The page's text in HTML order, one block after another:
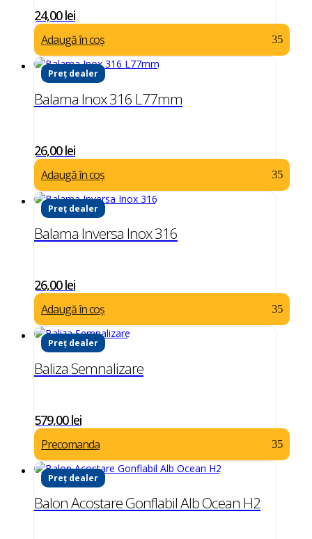
24,00lei
Adaugă în coș
Preț dealer
Balama Inox 316 L77mm
26,00lei
Adaugă în coș
Preț dealer
Balama Inversa Inox 316
26,00lei
Adaugă în coș
Preț dealer
Baliza Semnalizare
579,00lei
Precomanda
Preț dealer
Balon Acostare Gonflabil Alb Ocean H2